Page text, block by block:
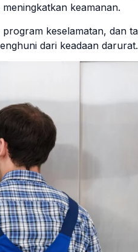
keamanan.
keselamatan, dan
dari keadaan darurat.